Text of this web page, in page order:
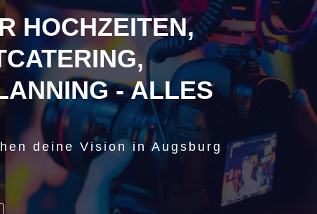
HOCHZEITEN,
- ALLES
deine Vision in Augsburg